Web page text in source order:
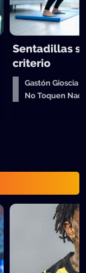
Sentadillas
criterio
Gastón Gioscia
No Toquen